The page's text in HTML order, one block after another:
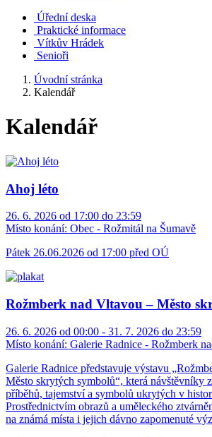
Úřední deska
Praktické informace
Vítkův Hrádek
Senioři
Úvodní stránka
Kalendář
Kalendář
Ahoj léto
26. 6. 2026 od 17:00 do 23:59
Místo konání: Obec - Rožmitál na Šumavě
Pátek 26.06.2026 od 17:00 před OÚ
Rožmberk nad Vltavou – Město
26. 6. 2026 od 00:00 - 31. 7. 2026 do 23:59
Místo konání: Galerie Radnice - Rožmberk
Galerie Radnice představuje výstavu
Město skrytých symbolů“, která návštěvníky
příběhů, tajemství a symbolů ukrytých v
Prostřednictvím obrazů a uměleckého
na známá místa i jejich dávno zapomenuté